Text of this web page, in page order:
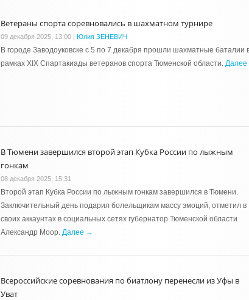
Ветераны спорта соревновались в шахматном турнире
09 декабря 2025, 13:00 | Юлия ЗЕНЕВИЧ
В городе Заводоуковске с 5 по 7 декабря прошли шахматные баталии
рамках XIX Спартакиады ветеранов спорта Тюменской области.
В Тюмени завершился второй этап Кубка России по лыжным
гонкам
08 декабря 2025, 15:31
Второй этап Кубка России по лыжным гонкам завершился в Тюмени.
Заключительный день подарил болельщикам массу эмоций, отметил в
своих аккаунтах в социальных сетях губернатор Тюменской области
Александр Моор. Далее →
Всероссийские соревнования по биатлону перенесли из Уфы в
Уват